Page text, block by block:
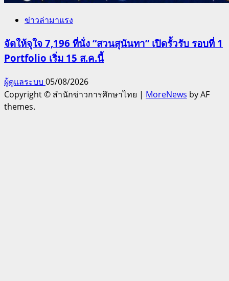
ข่าวล่ามาแรง
จัดให้จุใจ 7,196 ที่นั่ง “สวนสุนันทา” เปิดรั้วรับ รอบที่ 1
Portfolio เริ่ม 15 ส.ค.นี้
ผู้ดูแลระบบ 05/08/2026
Copyright © สำนักข่าวการศึกษาไทย | MoreNews by AF
themes.